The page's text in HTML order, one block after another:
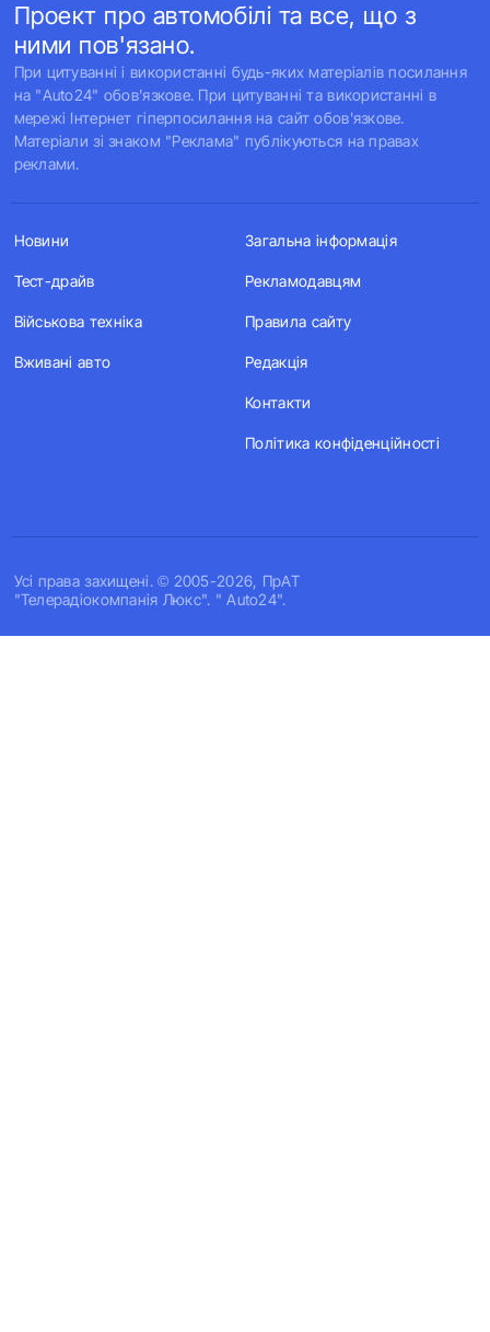
Проект про автомобілі та все, що з
ними пов'язано.
При цитуванні і використанні будь-яких матеріалів посилання
на "Auto24" обов'язкове. При цитуванні та використанні в
мережі Інтернет гіперпосилання на сайт обов'язкове.
Матеріали зі знаком "Реклама" публікуються на правах
реклами.
Усi права захищенi. © 2005-2026, ПрАТ
"Телерадіокомпанія Люкс". " Auto24".
Новини
Тест-драйв
Військова техніка
Вживані авто
Загальна інформація
Рекламодавцям
Правила сайту
Редакція
Контакти
Політика конфіденційності